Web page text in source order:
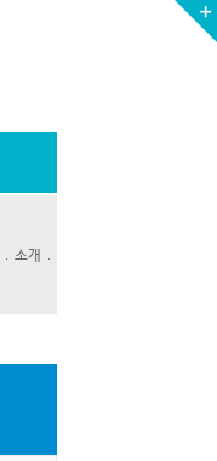
소개